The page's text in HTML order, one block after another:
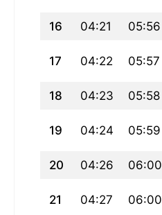
16 04:21 05:56
17 04:22 05:57
18 04:23 05:58
19 04:24 05:59
20 04:26 06:00
21 04:27 06:00